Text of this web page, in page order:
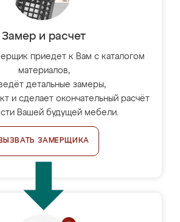
Замер и расчет
приедет к Вам с каталогом
материалов,
детальные замеры,
и сделает окончательный расчёт
Вашей будущей мебели.
ВЫЗВАТЬ ЗАМЕРЩИКА